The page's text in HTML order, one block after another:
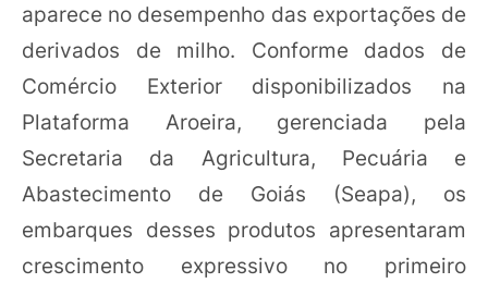
aparece no desempenho das exportações de
derivados de milho. Conforme dados de
Comércio Exterior disponibilizados na
Plataforma Aroeira, gerenciada pela
Secretaria da Agricultura, Pecuária e
Abastecimento de Goiás (Seapa), os
embarques desses produtos apresentaram
crescimento expressivo no primeiro